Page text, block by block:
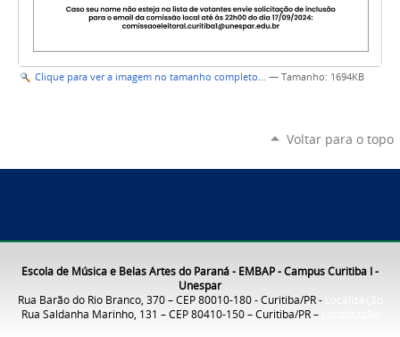
Clique para ver a imagem no tamanho completo… — Tamanho: 1694KB
Voltar para o topo
Escola de Música e Belas Artes do Paraná - EMBAP - Campus Curitiba I -
Unespar
Rua Barão do Rio Branco, 370 – CEP 80010-180 - Curitiba/PR -
Rua Saldanha Marinho, 131 – CEP 80410-150 – Curitiba/PR –